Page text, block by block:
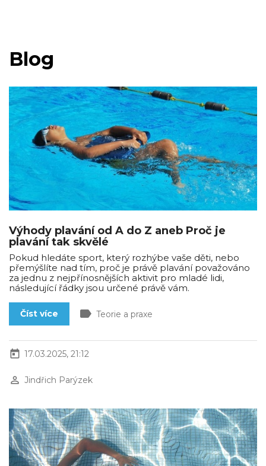
Blog
Výhody plavání od A do Z aneb Proč je
plavání tak skvělé
Pokud hledáte sport, který rozhýbe vaše děti, nebo
přemýšlíte nad tím, proč je právě plavání považováno
za jednu z nejpřínosnějších aktivit pro mladé lidi,
následující řádky jsou určené právě vám.
Číst více label Teorie a praxe
today 17.03.2025, 21:12
perm_identity Jindřich Parýzek